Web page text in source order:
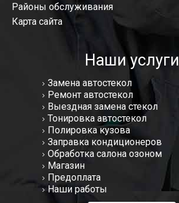
Районы обслуживания
Карта сайта
Наши услуги
Замена автостекол
Ремонт автостекол
Выездная замена стекол
Тонировка автостекол
Полировка кузова
Заправка кондиционеров
Обработка салона озоном
Магазин
Предоплата
Наши работы